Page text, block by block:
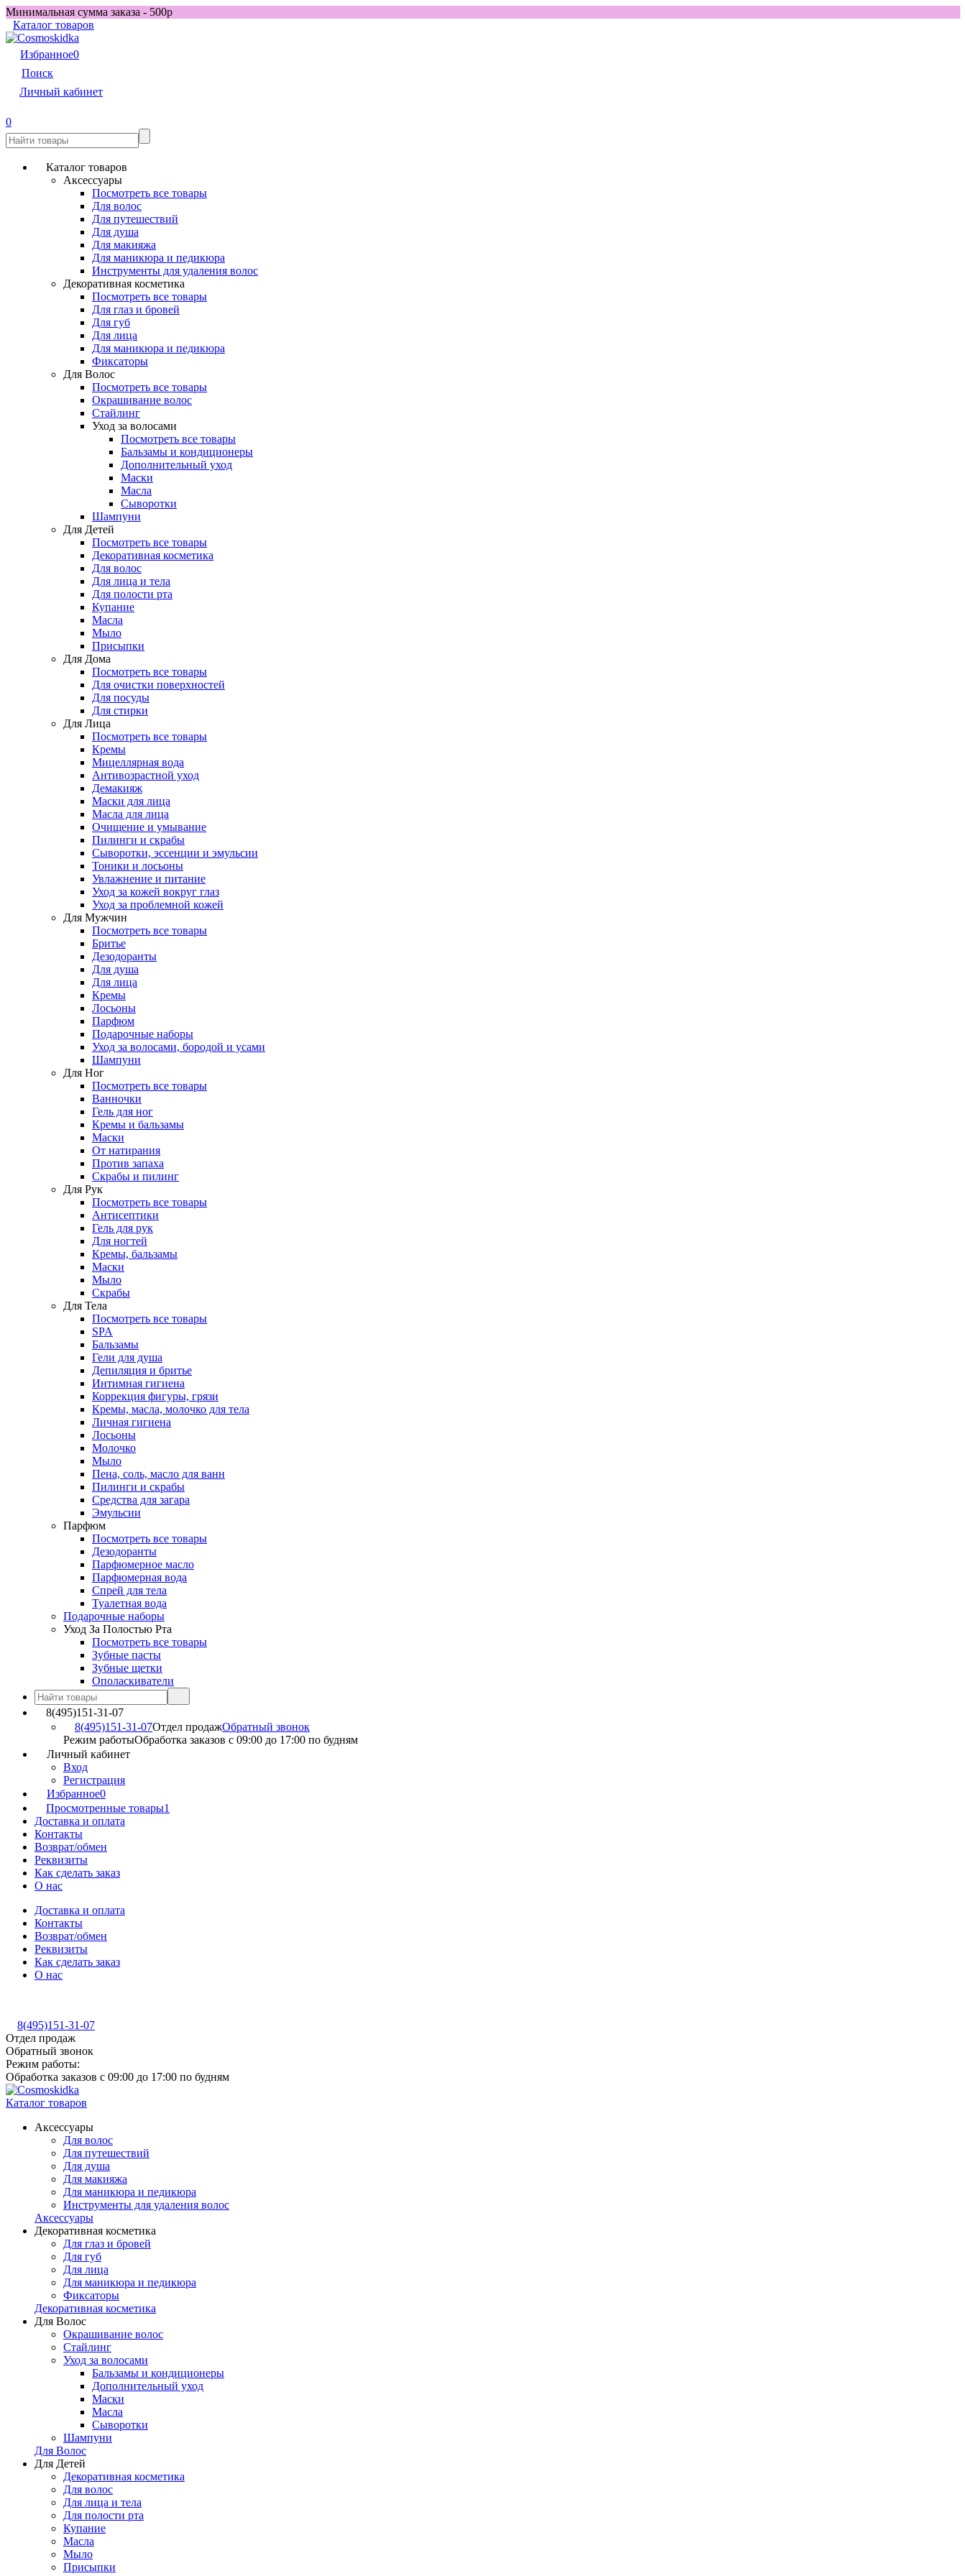
Минимальная сумма заказа - 500р
Каталог товаров
Избранное0
Поиск
Личный кабинет
0
Каталог товаров
Аксессуары
Посмотреть все товары
Для волос
Для путешествий
Для душа
Для макияжа
Для маникюра и педикюра
Инструменты для удаления волос
Декоративная косметика
Посмотреть все товары
Для глаз и бровей
Для губ
Для лица
Для маникюра и педикюра
Фиксаторы
Для Волос
Посмотреть все товары
Окрашивание волос
Стайлинг
Уход за волосами
Посмотреть все товары
Бальзамы и кондиционеры
Дополнительный уход
Маски
Масла
Сыворотки
Шампуни
Для Детей
Посмотреть все товары
Декоративная косметика
Для волос
Для лица и тела
Для полости рта
Купание
Масла
Мыло
Присыпки
Для Дома
Посмотреть все товары
Для очистки поверхностей
Для посуды
Для стирки
Для Лица
Посмотреть все товары
Кремы
Мицеллярная вода
Антивозрастной уход
Демакияж
Маски для лица
Масла для лица
Очищение и умывание
Пилинги и скрабы
Сыворотки, эссенции и эмульсии
Тоники и лосьоны
Увлажнение и питание
Уход за кожей вокруг глаз
Уход за проблемной кожей
Для Мужчин
Посмотреть все товары
Бритье
Дезодоранты
Для душа
Для лица
Кремы
Лосьоны
Парфюм
Подарочные наборы
Уход за волосами, бородой и усами
Шампуни
Для Ног
Посмотреть все товары
Ванночки
Гель для ног
Кремы и бальзамы
Маски
От натирания
Против запаха
Скрабы и пилинг
Для Рук
Посмотреть все товары
Антисептики
Гель для рук
Для ногтей
Кремы, бальзамы
Маски
Мыло
Скрабы
Для Тела
Посмотреть все товары
SPA
Бальзамы
Гели для душа
Депиляция и бритье
Интимная гигиена
Коррекция фигуры, грязи
Кремы, масла, молочко для тела
Личная гигиена
Лосьоны
Молочко
Мыло
Пена, соль, масло для ванн
Пилинги и скрабы
Средства для загара
Эмульсии
Парфюм
Посмотреть все товары
Дезодоранты
Парфюмерное масло
Парфюмерная вода
Спрей для тела
Туалетная вода
Подарочные наборы
Уход За Полостью Рта
Посмотреть все товары
Зубные пасты
Зубные щетки
Ополаскиватели
8(495)151-31-07
8(495)151-31-07Отдел продажОбратный звонок
Режим работыОбработка заказов с 09:00 до 17:00 по будням
Личный кабинет
Вход
Регистрация
Избранное0
Просмотренные товары1
Доставка и оплата
Контакты
Возврат/обмен
Реквизиты
Как сделать заказ
О нас
Доставка и оплата
Контакты
Возврат/обмен
Реквизиты
Как сделать заказ
О нас
8(495)151-31-07
Отдел продаж
Обратный звонок
Режим работы:
Обработка заказов с 09:00 до 17:00 по будням
Каталог товаров
Аксессуары
Для волос
Для путешествий
Для душа
Для макияжа
Для маникюра и педикюра
Инструменты для удаления волос
Аксессуары
Декоративная косметика
Для глаз и бровей
Для губ
Для лица
Для маникюра и педикюра
Фиксаторы
Декоративная косметика
Для Волос
Окрашивание волос
Стайлинг
Уход за волосами
Бальзамы и кондиционеры
Дополнительный уход
Маски
Масла
Сыворотки
Шампуни
Для Волос
Для Детей
Декоративная косметика
Для волос
Для лица и тела
Для полости рта
Купание
Масла
Мыло
Присыпки